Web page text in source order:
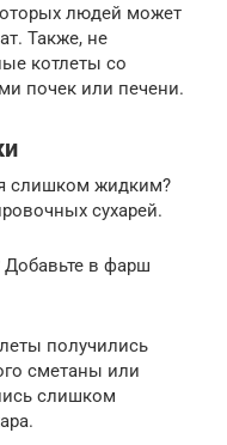
людей может
Также, не
котлеты со
почек или печени.
слишком жидким?
сухарей.
Добавьте в фарш
получились
сметаны или
слишком